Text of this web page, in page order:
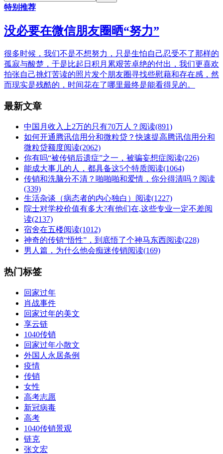
特别推荐
没必要在微信朋友圈晒“努力”
很多时候，我们不是不想努力，只是生怕自己忍受不了那样的
孤寂与酸楚，于是比起日积月累艰苦卓绝的付出，我们更喜欢
拍张自己挑灯苦读的照片发个朋友圈寻找些慰藉和存在感，然
而现实是残酷的，时间花在了哪里最终是能看得见的。
最新文章
中国月收入上2万的只有70万人？ 阅读(891)
如何开通腾讯信用分和微粒贷？快速提高腾讯信用分和
微粒贷额度阅读(2062)
你有吗“被传销后遗症”之一，被骗妄想症阅读(226)
能成大事儿的人，都具备这5个特质阅读(1064)
传销和洗脑分不清？啪啪啪和爱情，你分得清吗？ 阅读
(339)
生活杂谈（病态者的内心独白） 阅读(1227)
院士对学校价值有多大?有他们在,这些专业一定不差阅
读(2137)
宿舍在五楼阅读(1012)
神奇的传销“悟性”，到底悟了个神马东西阅读(228)
男人篇，为什么他会痴迷传销阅读(169)
热门标签
回家过年
肖战事件
回家过年的美文
享云链
1040传销
回家过年小散文
外国人永居条例
疫情
传销
女性
高考志愿
新冠病毒
高考
1040传销景观
链克
张文宏